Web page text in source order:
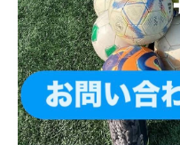
子どもの成長
ールの指導法
サッカースクールで活
サッカースクールにおい